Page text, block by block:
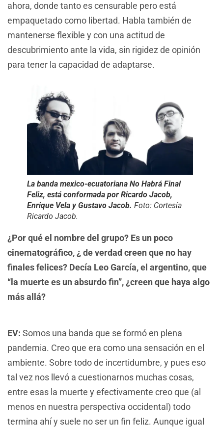
ahora, donde tanto es censurable pero está
empaquetado como libertad. Habla también de
mantenerse flexible y con una actitud de
descubrimiento ante la vida, sin rigidez de opinión
para tener la capacidad de adaptarse.
La banda mexico-ecuatoriana No Habrá Final
Feliz, está conformada por Ricardo Jacob,
Enrique Vela y Gustavo Jacob. Foto: Cortesía
Ricardo Jacob.
¿Por qué el nombre del grupo? Es un poco
cinematográfico, ¿ de verdad creen que no hay
finales felices? Decía Leo García, el argentino, que
“la muerte es un absurdo fin”, ¿creen que haya algo
más allá?
EV: Somos una banda que se formó en plena
pandemia. Creo que era como una sensación en el
ambiente. Sobre todo de incertidumbre, y pues eso
tal vez nos llevó a cuestionarnos muchas cosas,
entre esas la muerte y efectivamente creo que (al
menos en nuestra perspectiva occidental) todo
termina ahí y suele no ser un fin feliz. Aunque igual